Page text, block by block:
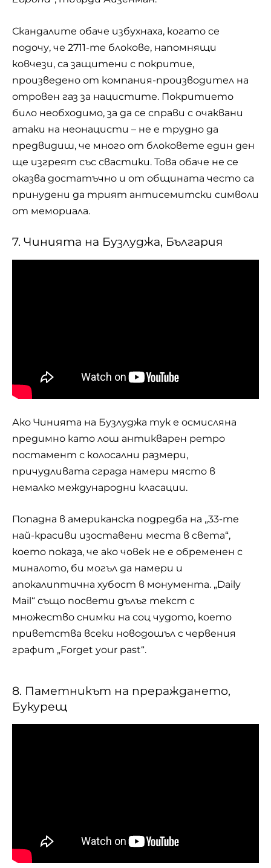
Скандалите обаче избухнаха, когато се
подочу, че 2711-те блокове, напомнящи
ковчези, са защитени с покритие,
произведено от компания-производител на
отровен газ за нацистите. Покритието
било необходимо, за да се справи с очаквани
атаки на неонацисти – не е трудно да
предвидиш, че много от блоковете един ден
ще изгреят със свастики. Това обаче не се
оказва достатъчно и от общината често са
принудени да трият антисемитски символи
от мемориала.
7. Чинията на Бузлуджа, България
Ако Чинията на Бузлуджа тук е осмисляна
предимно като лош антикварен ретро
постамент с колосални размери,
причудливата сграда намери място в
немалко международни класации.
Попадна в американска подредба на „33-те
най-красиви изоставени места в света“,
което показа, че ако човек не е обременен с
миналото, би могъл да намери и
апокалиптична хубост в монумента. „Daily
Mail“ също посвети дълъг текст с
множество снимки на соц чудото, което
приветства всеки новодошъл с червения
графит „Forget your past“.
8. Паметникът на прераждането,
Букурещ